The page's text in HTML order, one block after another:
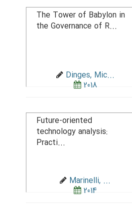
The Tower of Babylon in
the Governance of R...
Dinges, Mic...
2018
Future-oriented
technology analysis:
Practi...
Marinelli, ...
2014